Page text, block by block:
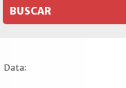
Data: